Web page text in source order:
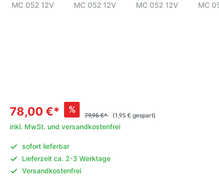
78,00 €* %
79,95 €* (1,95 € gespart)
inkl. MwSt. und versandkostenfrei
sofort lieferbar
Lieferzeit ca. 2-3 Werktage
Versandkostenfrei